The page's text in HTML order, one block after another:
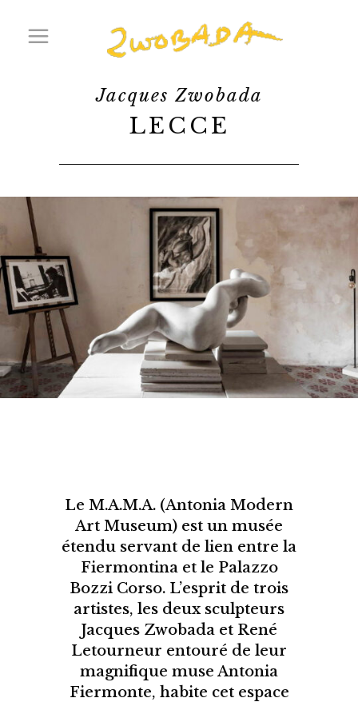
Jacques Zwobada
LECCE
Le M.A.M.A. (Antonia Modern
Art Museum) est un musée
étendu servant de lien entre la
Fiermontina et le Palazzo
Bozzi Corso. L’esprit de trois
artistes, les deux sculpteurs
Jacques Zwobada et René
Letourneur entouré de leur
magnifique muse Antonia
Fiermonte, habite cet espace